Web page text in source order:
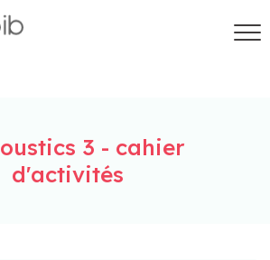
3 - cahier
d'activités